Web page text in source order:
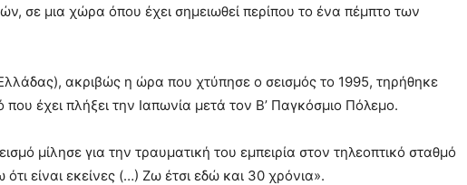
σε μια χώρα όπου έχει σημειωθεί περίπου το ένα πέμπτο των
ακριβώς η ώρα που χτύπησε ο σεισμός το 1995, τηρήθηκε
που έχει πλήξει την Ιαπωνία μετά τον Β’ Παγκόσμιο Πόλεμο.
μίλησε για την τραυματική του εμπειρία στον τηλεοπτικό σταθμό
είναι εκείνες (…) Ζω έτσι εδώ και 30 χρόνια».